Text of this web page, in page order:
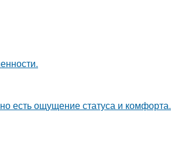
есть ощущение статуса и комфорта.